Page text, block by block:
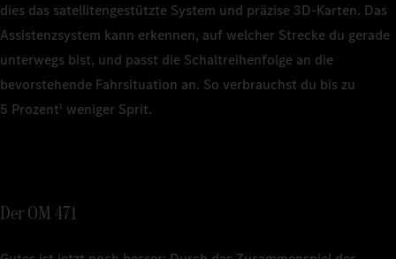
dies das satellitengestützte System und präzise 3D‑Karten. Das
Assistenzsystem kann erkennen, auf welcher Strecke du gerade
unterwegs bist, und passt die Schaltreihenfolge an die
bevorstehende Fahrsituation an. So verbrauchst du bis zu
5 Prozent1 weniger Sprit.
Der OM 471